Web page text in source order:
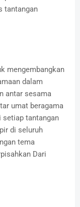
tantangan
mengembangkan
dalam
antar sesama
umat beragama
setiap tantangan
di seluruh
tema
Dari